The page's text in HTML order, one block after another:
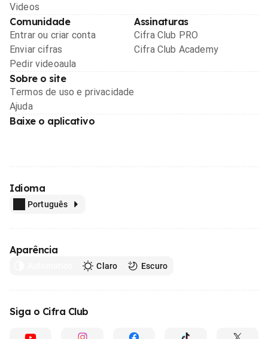
Videos
Comunidade
Entrar ou criar conta
Enviar cifras
Pedir videoaula
Assinaturas
Cifra Club PRO
Cifra Club Academy
Sobre o site
Termos de uso e privacidade
Ajuda
Baixe o aplicativo
Idioma
Português
Aparência
Claro Escuro
Siga o Cifra Club